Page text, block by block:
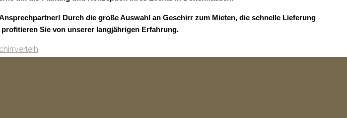
Durch die große Auswahl an Geschirr zum Mieten, die schnelle Lieferung
Sie von unserer langjährigen Erfahrung.